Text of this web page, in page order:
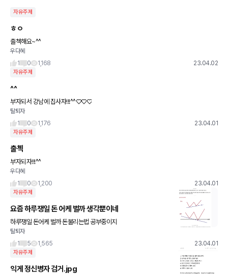
자유주제
ㅎㅇ
출첵해요~^^
우다혜
1
0 1,168 23.04.02
자유주제
^^
부자되서 강남에 집사자!!!^^♡♡♡
탈퇴자
1
0 1,176 23.04.01
자유주제
출첵
부자되자!!!^^
우다혜
1
0 1,200 23.04.01
자유주제
요즘 하루쟁일 돈 어케 벌까 생각뿐이네
하루쟁일 돈어케 벌까 돈불리는법 공부중이지
탈퇴자
1
5 1,565 23.04.01
자유주제
익게 정신병자 검거.jpg